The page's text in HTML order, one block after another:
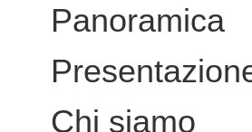
Panoramica
Chi siamo